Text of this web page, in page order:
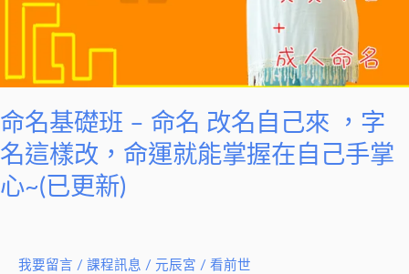
命名基礎班 – 命名 改名自己來 ，字
名這樣改，命運就能掌握在自己手掌
心~(已更新)
我要留言 / 課程訊息 / 元辰宮 / 看前世
這
樣
改，
命
運